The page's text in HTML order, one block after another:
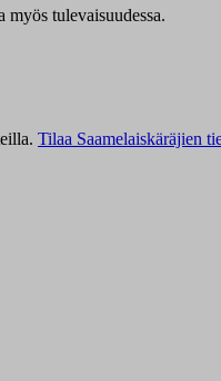
tulevaisuudessa.
Tilaa Saamelaiskäräjien